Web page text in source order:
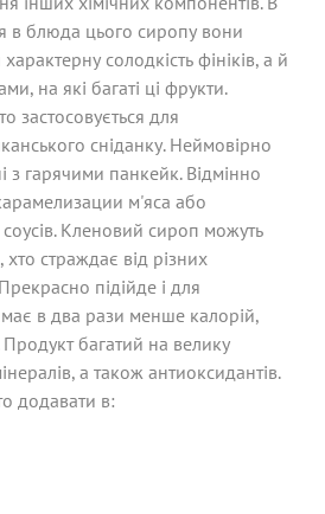
в блюда цього сиропу вони
солодкість фініків, а й
на які багаті ці фрукти.
застосовується для
сніданку. Неймовірно
з гарячими панкейк. Відмінно
м'яса або
соусів. Кленовий сироп можуть
страждає від різних
підійде і для
має в два рази менше калорій,
багатий на велику
мінералів, а також антиоксидантів.
додавати в: